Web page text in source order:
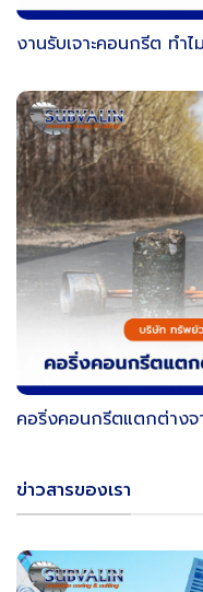
งานรับเจาะคอนกรีต ทำ
คอริ่งคอนกรีตแตกต่าง
ข่าวสารของเรา